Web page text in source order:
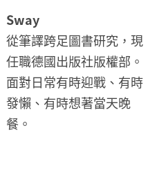
Sway
從筆譯跨足圖書研究，現
任職德國出版社版權部。
面對日常有時迎戰、有時
發懶、有時想著當天晚
餐。